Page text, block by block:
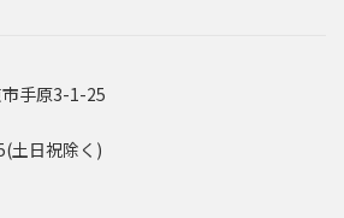
手原3-1-25
土日祝除く)